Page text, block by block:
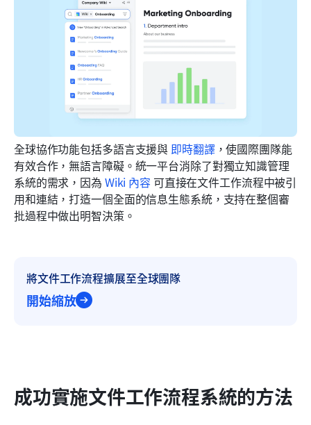
全球協作功能包括多語言支援與 即時翻譯，使國際團隊能
有效合作，無語言障礙。統一平台消除了對獨立知識管理
系統的需求，因為 Wiki 內容 可直接在文件工作流程中被引
用和連結，打造一個全面的信息生態系統，支持在整個審
批過程中做出明智決策。
將文件工作流程擴展至全球團隊
開始縮放
成功實施文件工作流程系統的方法